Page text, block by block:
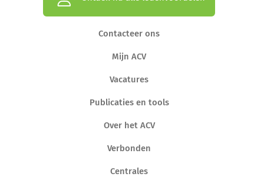
Contacteer ons
Mijn ACV
Vacatures
Publicaties en tools
Over het ACV
Verbonden
Centrales